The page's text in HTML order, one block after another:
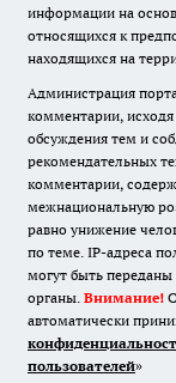
информации на
относящихся к
находящихся на
Администрация
комментарии, исходя
обсуждения тем и
рекомендательных
комментарии,
межнациональную
равно унижение
по теме. IP-адреса
могут быть
органы. Внимание!
автоматически
пользователей»